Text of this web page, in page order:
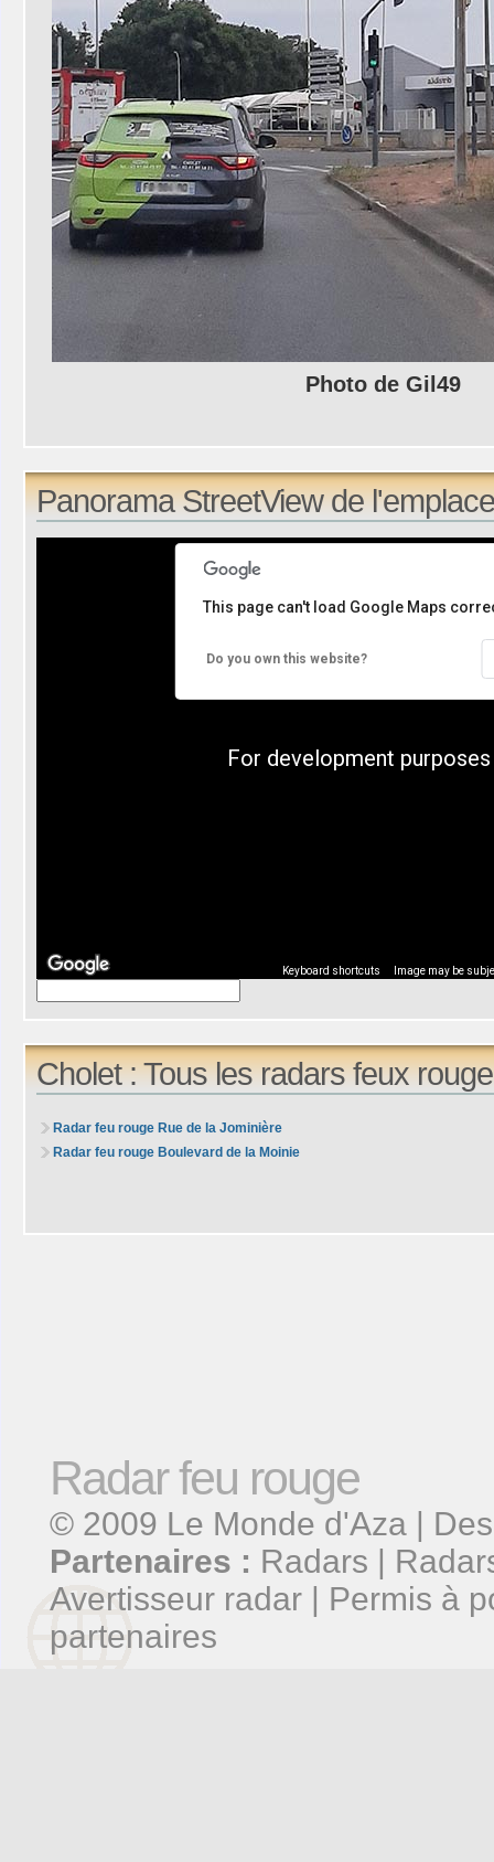
Photo de Gil49
Panorama StreetView de
For development
Keyboard shortcuts Image may be
This page can't load Google Maps
Do you own this website?
Cholet : Tous les radars feux rouge
Radar feu rouge Rue de la Jominière
Radar feu rouge Boulevard de la Moinie
Radar feu rouge
© 2009 Le Monde d'Aza |
Partenaires : Radars
Avertisseur radar
Permis à
partenaires